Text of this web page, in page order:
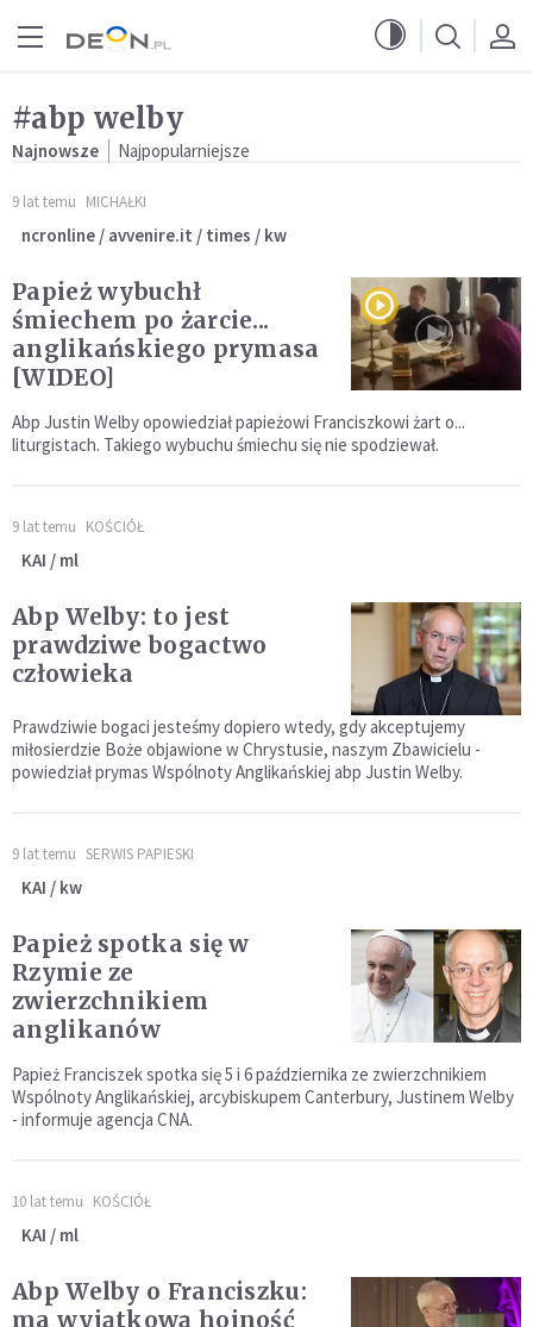
#abp welby
Najnowsze Najpopularniejsze
9 lat temu MICHAŁKI
ncronline / avvenire.it / times / kw
Papież wybuchł
śmiechem po żarcie...
anglikańskiego prymasa
[WIDEO]
Abp Justin Welby opowiedział papieżowi Franciszkowi żart o...
liturgistach. Takiego wybuchu śmiechu się nie spodziewał.
9 lat temu KOŚCIÓŁ
KAI / ml
Abp Welby: to jest
prawdziwe bogactwo
człowieka
Prawdziwie bogaci jesteśmy dopiero wtedy, gdy akceptujemy
miłosierdzie Boże objawione w Chrystusie, naszym Zbawicielu -
powiedział prymas Wspólnoty Anglikańskiej abp Justin Welby.
9 lat temu SERWIS PAPIESKI
KAI / kw
Papież spotka się w
Rzymie ze
zwierzchnikiem
anglikanów
Papież Franciszek spotka się 5 i 6 października ze zwierzchnikiem
Wspólnoty Anglikańskiej, arcybiskupem Canterbury, Justinem Welby
- informuje agencja CNA.
10 lat temu KOŚCIÓŁ
KAI / ml
Abp Welby o Franciszku:
ma wyjątkową hojność